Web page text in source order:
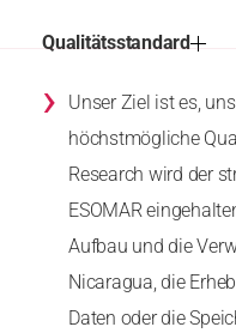
Qualitätsstandard
›
Unser Ziel ist es,
höchstmögliche
Research wird der
ESOMAR
Aufbau und die
Nicaragua, die
Daten oder die